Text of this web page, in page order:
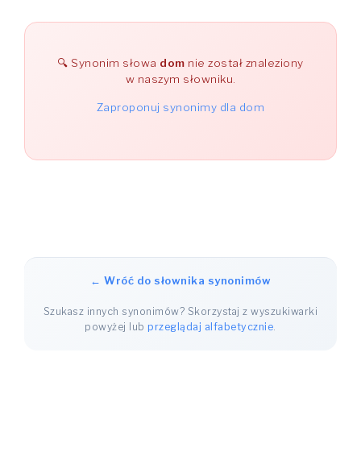
Synonim słowa dom nie został znaleziony
w naszym słowniku.
Zaproponuj synonimy dla dom
← Wróć do słownika synonimów
Szukasz innych synonimów? Skorzystaj z wyszukiwarki
powyżej lubprzeglądaj alfabetycznie.